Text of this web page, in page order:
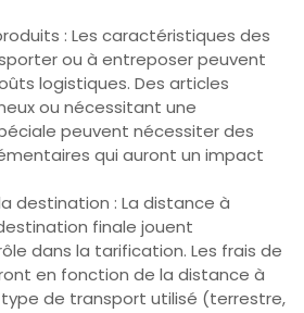
: Les caractéristiques des
ou à entreposer peuvent
logistiques. Des articles
ou nécessitant une
peuvent nécessiter des
qui auront un impact
destination : La distance à
finale jouent
dans la tarification. Les frais de
en fonction de la distance à
de transport utilisé (terrestre,